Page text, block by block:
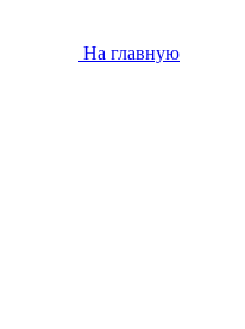
На главную